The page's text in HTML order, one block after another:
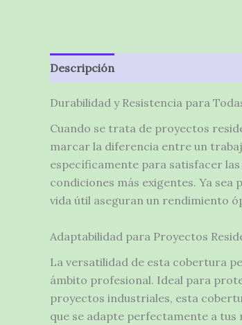
Descripción
Durabilidad y Resistencia para
Cuando se trata de proyectos
marcar la diferencia entre un
específicamente para satisfacer
condiciones más exigentes. Ya
vida útil aseguran un rendimiento
Adaptabilidad para Proyectos
La versatilidad de esta cobertura
ámbito profesional. Ideal para
proyectos industriales, esta
que se adapte perfectamente a